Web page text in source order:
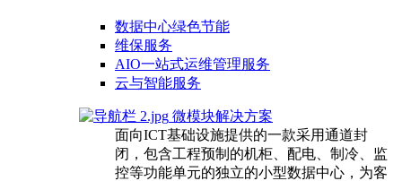
数据中心绿色节能
维保服务
AIO一站式运维管理服务
云与智能服务
微模块解决方案
面向ICT基础设施提供的一款采用通道封
闭，包含工程预制的机柜、配电、制冷、监
控等功能单元的独立的小型数据中心，为客